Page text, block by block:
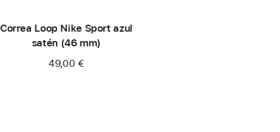
Correa Loop Nike Sport azul
satén (46 mm)
49,00 €